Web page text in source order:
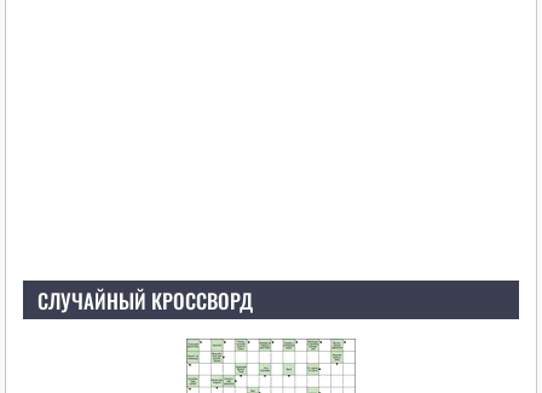
СЛУЧАЙНЫЙ КРОССВОРД